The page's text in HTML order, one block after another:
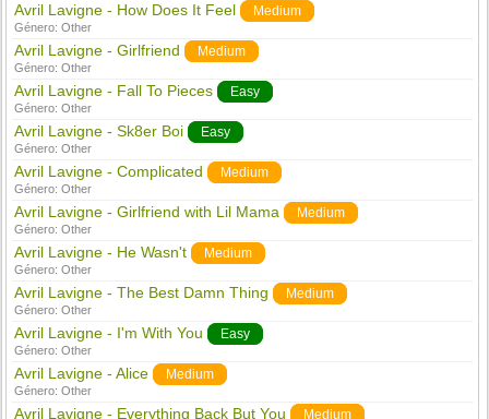
Avril Lavigne - How Does It Feel Medium
Género:Other
Avril Lavigne - Girlfriend Medium
Género:Other
Avril Lavigne - Fall To Pieces Easy
Género:Other
Avril Lavigne - Sk8er Boi Easy
Género:Other
Avril Lavigne - Complicated Medium
Género:Other
Avril Lavigne - Girlfriend with Lil Mama Medium
Género:Other
Avril Lavigne - He Wasn't Medium
Género:Other
Avril Lavigne - The Best Damn Thing Medium
Género:Other
Avril Lavigne - I'm With You Easy
Género:Other
Avril Lavigne - Alice Medium
Género:Other
Avril Lavigne - Everything Back But You Medium